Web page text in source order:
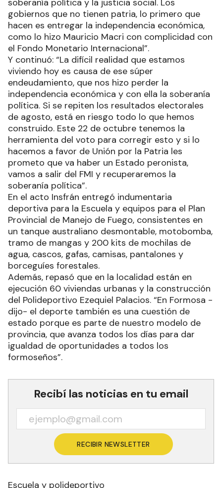
soberanía política y la justicia social. Los
gobiernos que no tienen patria, lo primero que
hacen es entregar la independencia económica,
como lo hizo Mauricio Macri con complicidad con
el Fondo Monetario Internacional”.
Y continuó: “La difícil realidad que estamos
viviendo hoy es causa de ese súper
endeudamiento, que nos hizo perder la
independencia económica y con ella la soberanía
política. Si se repiten los resultados electorales
de agosto, está en riesgo todo lo que hemos
construido. Este 22 de octubre tenemos la
herramienta del voto para corregir esto y si lo
hacemos a favor de Unión por la Patria les
prometo que va haber un Estado peronista,
vamos a salir del FMI y recuperaremos la
soberanía política”.
En el acto Insfrán entregó indumentaria
deportiva para la Escuela y equipos para el Plan
Provincial de Manejo de Fuego, consistentes en
un tanque australiano desmontable, motobomba,
tramo de mangas y 200 kits de mochilas de
agua, cascos, gafas, camisas, pantalones y
borceguíes forestales.
Además, repasó que en la localidad están en
ejecución 60 viviendas urbanas y la construcción
del Polideportivo Ezequiel Palacios. “En Formosa -
dijo- el deporte también es una cuestión de
estado porque es parte de nuestro modelo de
provincia, que avanza todos los días para dar
igualdad de oportunidades a todos los
formoseños”.
Recibí las noticias en tu email
RECIBIR NEWSLETTER
Escuela y polideportivo